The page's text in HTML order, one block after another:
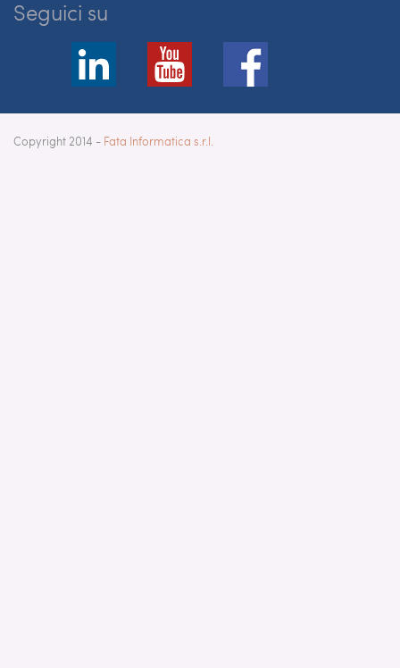
Seguici su
Copyright 2014 - Fata Informatica s.r.l.